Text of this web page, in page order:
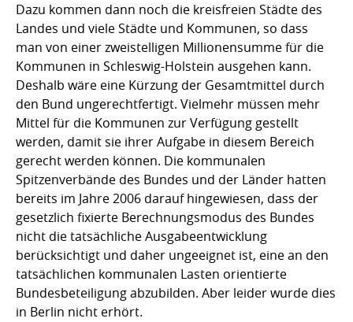
Dazu kommen dann noch die kreisfreien Städte des
Landes und viele Städte und Kommunen, so dass
man von einer zweistelligen Millionensumme für die
Kommunen in Schleswig-Holstein ausgehen kann.
Deshalb wäre eine Kürzung der Gesamtmittel durch
den Bund ungerechtfertigt. Vielmehr müssen mehr
Mittel für die Kommunen zur Verfügung gestellt
werden, damit sie ihrer Aufgabe in diesem Bereich
gerecht werden können. Die kommunalen
Spitzenverbände des Bundes und der Länder hatten
bereits im Jahre 2006 darauf hingewiesen, dass der
gesetzlich fixierte Berechnungsmodus des Bundes
nicht die tatsächliche Ausgabeentwicklung
berücksichtigt und daher ungeeignet ist, eine an den
tatsächlichen kommunalen Lasten orientierte
Bundesbeteiligung abzubilden. Aber leider wurde dies
in Berlin nicht erhört.